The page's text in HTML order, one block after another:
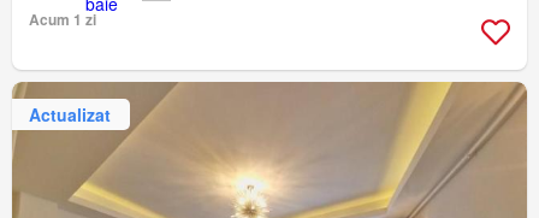
Acum 1 zi
Actualizat